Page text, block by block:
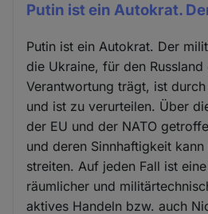
Putin ist ein Autokrat.
Putin ist ein Autokrat. Der
die Ukraine, für den
Verantwortung trägt, ist
und ist zu verurteilen. Über
der EU und der NATO
und deren Sinnhaftigkeit
streiten. Auf jeden Fall ist
räumlicher und
aktives Handeln bzw. auch